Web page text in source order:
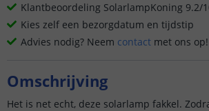
Klantbeoordeling SolarlampKoning 9.2/
Kies zelf een bezorgdatum en tijdstip
Advies nodig? Neem contact met ons op!
Omschrijving
Het is net echt, deze solarlamp fakkel.